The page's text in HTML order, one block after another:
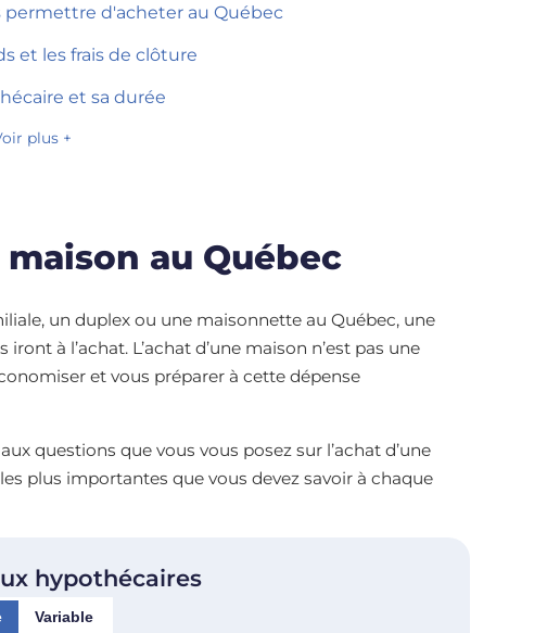
permettre d'acheter au Québec
et les frais de clôture
et sa durée
plus +
au Québec
un duplex ou une maisonnette au Québec, une
à l’achat. L’achat d’une maison n’est pas une
et vous préparer à cette dépense
questions que vous vous posez sur l’achat d’une
plus importantes que vous devez savoir à chaque
hypothécaires
Variable